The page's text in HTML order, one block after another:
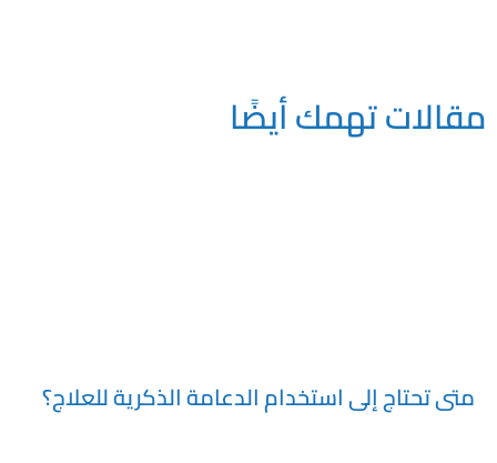
مقالات تهمك أيضًا
متى تحتاج إلى استخدام الدعامة الذكرية للعلاج؟